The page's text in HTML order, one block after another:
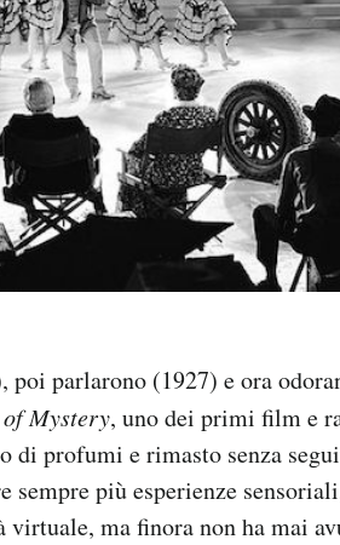
poi parlarono (1927) e ora
of Mystery, uno dei primi film e
di profumi e rimasto senza
sempre più esperienze
ma finora non ha mai